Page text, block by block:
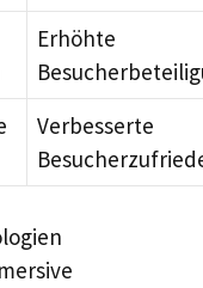
Erhöhte
Verbesserte